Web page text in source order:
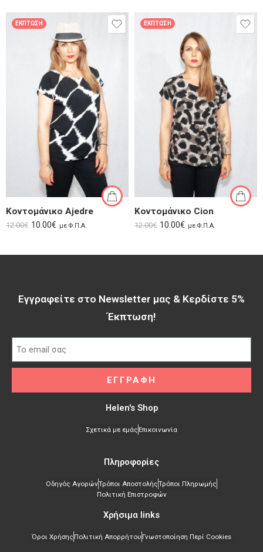
ΈΚΠΤΩΣΗ
Κοντομάνικο Ajedre
12.00€ 10.00€ με Φ.Π.Α.
ΈΚΠΤΩΣΗ
Κοντομάνικο Cion
12.00€ 10.00€ με Φ.Π.Α.
Εγγραφείτε στο Newsletter μας & Κερδίστε 5%
Έκπτωση!​
ΕΓΓΡΑΦΗ
Helen's Shop
Σχετικά με εμάς Επικοινωνία
Πληροφορίες
Οδηγός ΑγορώνΤρόποι ΑποστολήςΤρόποι Πληρωμής
Πολιτική Επιστροφών
Χρήσιμα links​
Όροι Χρήσης Πολιτική Απορρήτου Γνωστοποίηση Περί Cookies